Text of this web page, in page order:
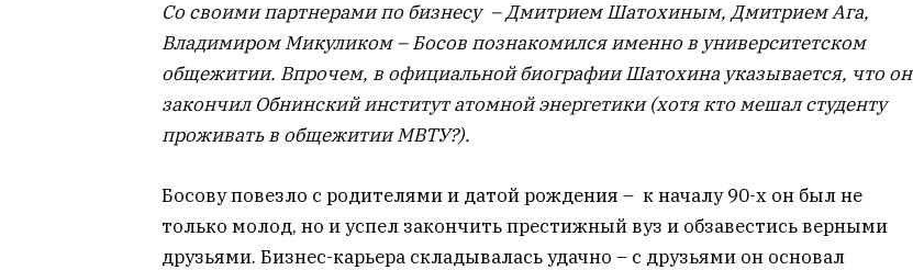
Со своими партнерами по бизнесу – Дмитрием Шатохиным, Дмитрием Ага,
Владимиром Микуликом – Босов познакомился именно в университетском
общежитии. Впрочем, в официальной биографии Шатохина указывается, что он
закончил Обнинский институт атомной энергетики (хотя кто мешал студенту
проживать в общежитии МВТУ?).
Босову повезло с родителями и датой рождения – к началу 90-х он был не
только молод, но и успел закончить престижный вуз и обзавестись верными
друзьями. Бизнес-карьера складывалась удачно – с друзьями он основал